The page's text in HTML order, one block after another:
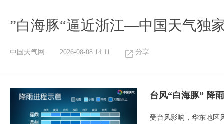
​”白海豚“逼近浙江—中国天气独
中国天气网 2026-08-08 14:11 分享
台风“白海豚” 降
受台风影响，华东地区